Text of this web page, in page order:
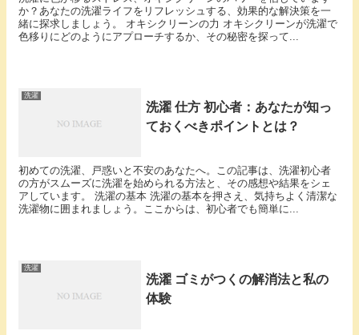
か？あなたの洗濯ライフをリフレッシュする、効果的な解決策を一
緒に探求しましょう。 オキシクリーンの力 オキシクリーンが洗濯で
色移りにどのようにアプローチするか、その秘密を探って...
洗濯
洗濯 仕方 初心者：あなたが知っ
ておくべきポイントとは？
初めての洗濯、戸惑いと不安のあなたへ。この記事は、洗濯初心者
の方がスムーズに洗濯を始められる方法と、その感想や結果をシェ
アしています。 洗濯の基本 洗濯の基本を押さえ、気持ちよく清潔な
洗濯物に囲まれましょう。ここからは、初心者でも簡単に...
洗濯
洗濯 ゴミがつくの解消法と私の
体験